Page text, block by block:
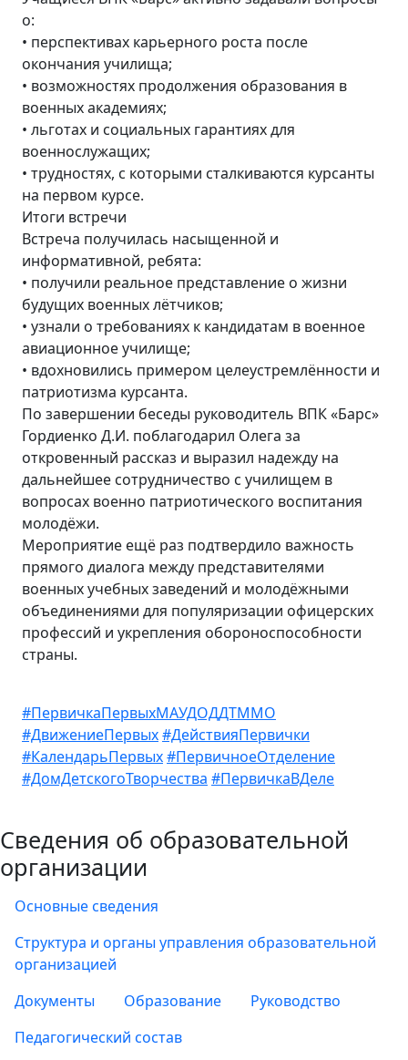
о:
• перспективах карьерного роста после
окончания училища;
• возможностях продолжения образования в
военных академиях;
• льготах и социальных гарантиях для
военнослужащих;
• трудностях, с которыми сталкиваются курсанты
на первом курсе.
Итоги встречи
Встреча получилась насыщенной и
информативной, ребята:
• получили реальное представление о жизни
будущих военных лётчиков;
• узнали о требованиях к кандидатам в военное
авиационное училище;
• вдохновились примером целеустремлённости и
патриотизма курсанта.
По завершении беседы руководитель ВПК «Барс»
Гордиенко Д.И. поблагодарил Олега за
откровенный рассказ и выразил надежду на
дальнейшее сотрудничество с училищем в
вопросах военно патриотического воспитания
молодёжи.
Мероприятие ещё раз подтвердило важность
прямого диалога между представителями
военных учебных заведений и молодёжными
объединениями для популяризации офицерских
профессий и укрепления обороноспособности
страны.
#ПервичкаПервыхМАУДОДДТММО
#ДвижениеПервых#ДействияПервички
#КалендарьПервых#ПервичноеОтделение
#ДомДетскогоТворчества #ПервичкаВДеле
Сведения об образовательной
организации
Основные сведения
Структура и органы управления образовательной
организацией
Документы
Образование
Руководство
Педагогический состав